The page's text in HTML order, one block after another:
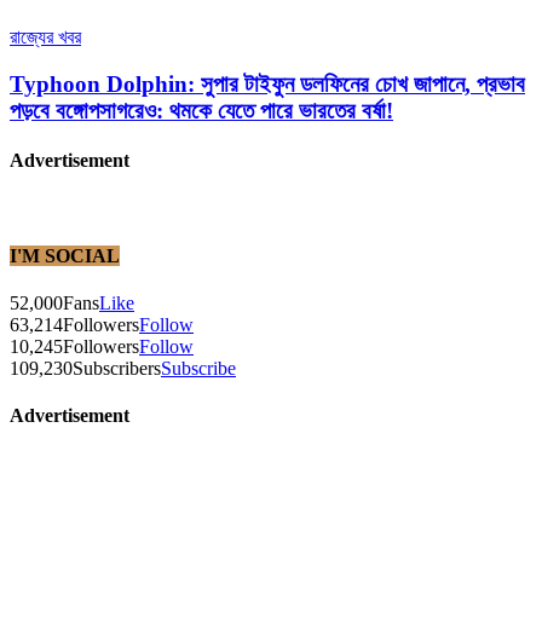
রাজ্যের খবর
Typhoon Dolphin: সুপার টাইফুন ডলফিনের চোখ জাপানে, প্রভাব
পড়বে বঙ্গোপসাগরেও: থমকে যেতে পারে ভারতের বর্ষা!
Advertisement
I'M SOCIAL
52,000FansLike
63,214FollowersFollow
10,245FollowersFollow
109,230SubscribersSubscribe
Advertisement